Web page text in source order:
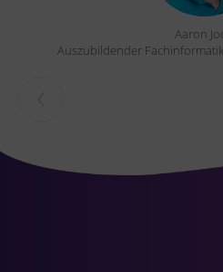
Aaron
Auszubildender